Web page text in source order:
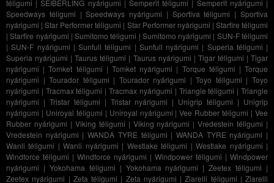
téligumi |SEIBERLING nyárigumi |Semperit téligumi | Semperit nyárigumi |
Speedways téligumi |Speedways nyárigumi | Sportiva téligumi |Sportiva
nyárigumi |Star Performer téligumi | Star Performer nyárigumi | Starfire téligumi
|Starfire nyárigumi |Sumitomo téligumi | Sumitomo nyárigumi | SUN-F téligumi
|SUN-F nyárigumi | Sunfull téligumi | Sunfull nyárigumi | Superia téligumi |
Superia nyárigumi |Taurus téligumi | Taurus nyárigumi | Tigar téligumi |Tigar
nyárigumi |Tomket téligumi | Tomket nyárigumi | Torque téligumi |Torque
nyárigumi |Tourador téligumi | Tourador nyárigumi |Toyo téligumi |Toyo
nyárigumi | Tracmax téligumi |Tracmax nyárigumi | Triangle téligumi |Triangle
nyárigumi | Tristar téligumi | Tristar nyárigumi | Unigrip téligumi | Unigrip
nyárigumi | Uniroyal téligumi | Uniroyal nyárigumi |Vee Rubber téligumi |Vee
Rubber nyárigumi | Viking téligumi | Viking nyárigumi |Vredestein téligumi |
Vredestein nyárigumi |WANDA TYRE téligumi | WANDA TYRE nyárigumi |
Wanli téligumi |Wanli nyárigumi | Westlake téligumi |Westlake nyárigumi |
Windforce téligumi | Windforce nyárigumi | Windpower téligumi | Windpower
nyárigumi | Yokohama téligumi | Yokohama nyárigumi |Zeetex téligumi |
Zeetex nyárigumi | Zeta téligumi | Zeta nyárigumi |Ziarelli téligumi | Ziarelli